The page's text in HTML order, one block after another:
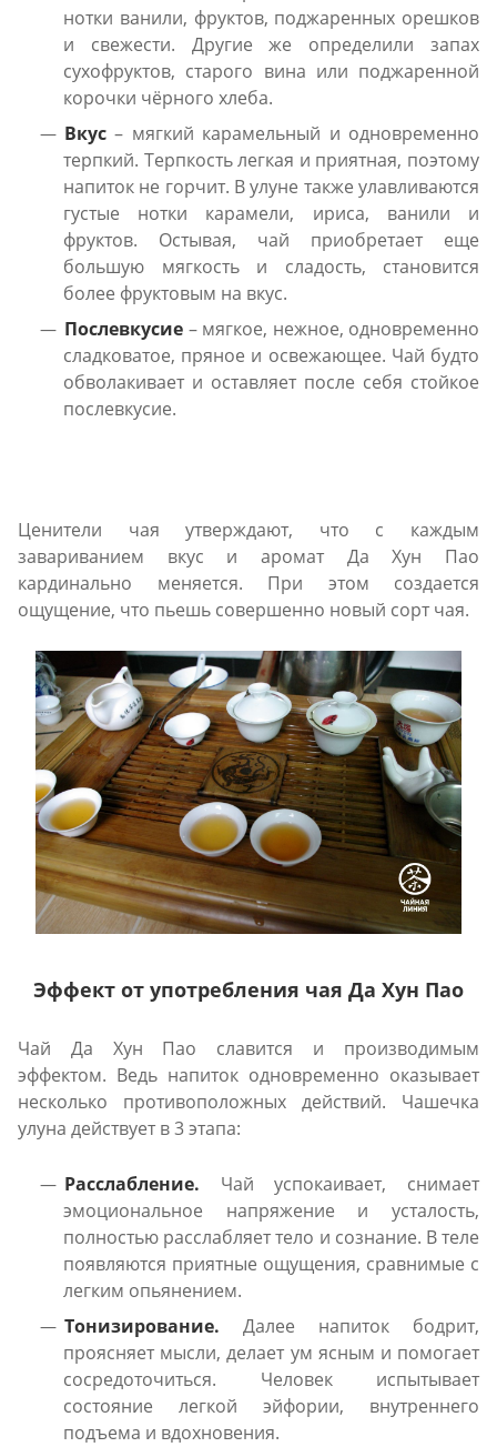
нотки ванили, фруктов, поджаренных орешков
и свежести. Другие же определили запах
сухофруктов, старого вина или поджаренной
корочки чёрного хлеба.
Вкус – мягкий карамельный и одновременно
терпкий. Терпкость легкая и приятная, поэтому
напиток не горчит. В улуне также улавливаются
густые нотки карамели, ириса, ванили и
фруктов. Остывая, чай приобретает еще
большую мягкость и сладость, становится
более фруктовым на вкус.
Послевкусие – мягкое, нежное, одновременно
сладковатое, пряное и освежающее. Чай будто
обволакивает и оставляет после себя стойкое
послевкусие.
Ценители чая утверждают, что с каждым
завариванием вкус и аромат Да Хун Пао
кардинально меняется. При этом создается
ощущение, что пьешь совершенно новый сорт чая.
Эффект от употребления чая Да Хун Пао
Чай Да Хун Пао славится и производимым
эффектом. Ведь напиток одновременно оказывает
несколько противоположных действий. Чашечка
улуна действует в 3 этапа:
Расслабление. Чай успокаивает, снимает
эмоциональное напряжение и усталость,
полностью расслабляет тело и сознание. В теле
появляются приятные ощущения, сравнимые с
легким опьянением.
Тонизирование. Далее напиток бодрит,
проясняет мысли, делает ум ясным и помогает
сосредоточиться. Человек испытывает
состояние легкой эйфории, внутреннего
подъема и вдохновения.